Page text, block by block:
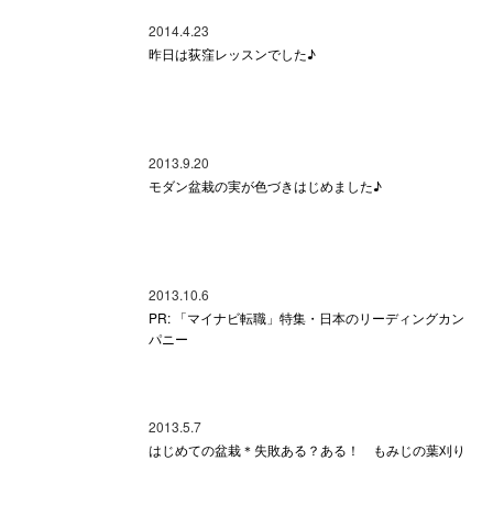
2014.4.23
昨日は荻窪レッスンでした♪
2013.9.20
モダン盆栽の実が色づきはじめました♪
2013.10.6
PR: 「マイナビ転職」特集・日本のリーディングカン
パニー
2013.5.7
はじめての盆栽＊失敗ある？ある！ もみじの葉刈り